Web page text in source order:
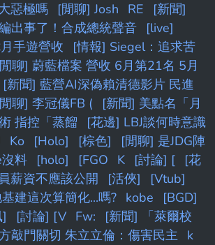
惡極嗎
[閒聊] Josh RE
[新聞]
出事了！合成總統聲音
[live]
手遊營收
[情報] Siegel：追求苦
聊] 蔚藍檔案 營收 6月第21名 5月
[新聞] 藍營AI深偽賴清德影片 民進
聊] 李冠儀FB (
[新聞] 美點名「月
指控「蒸餾
[花邊] LBJ談何時意識
Ko [Holo] [棕色]
[閒聊] 是JDG陣
料
[holo] [FGO K [討論] [
[花
薪資不應該公開
[活俠]
[Vtub]
建這次算簡化...嗎? kobe
[BGD]
[討論] [V Fw:
[新聞] 「萊爾校
敲門關切 朱立立倫：傷害民主 k